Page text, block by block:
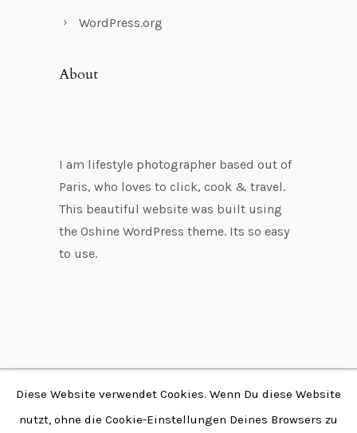
WordPress.org
About
I am lifestyle photographer based out of
Paris, who loves to click, cook & travel.
This beautiful website was built using
the Oshine WordPress theme. Its so easy
to use.
Copyright © 2026 by
Fabian Stendtke | Alle
Diese Website verwendet Cookies. Wenn Du diese Website
nutzt, ohne die Cookie-Einstellungen Deines Browsers zu